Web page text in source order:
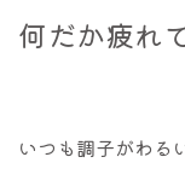
何だか疲れ
いつも調子がわる